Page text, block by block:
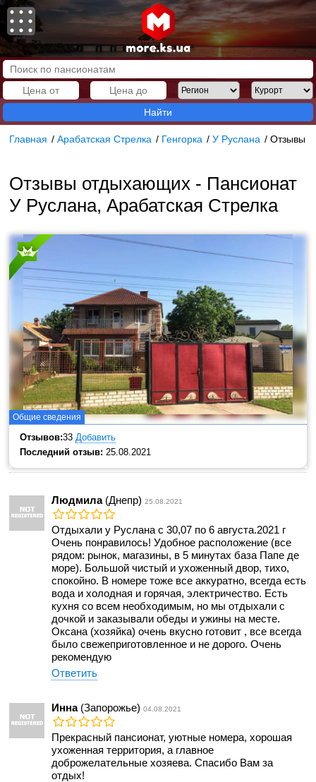
Найти
Главная /Арабатская Стрелка / Генгорка /У Руслана /Отзывы
Отзывы отдыхающих - Пансионат
У Руслана, Арабатская Стрелка
Общие сведения
Отзывов:33 Добавить
Последний отзыв: 25.08.2021
Людмила(Днепр)25.08.2021
Отдыхали у Руслана с 30,07 по 6 августа.2021 г
Очень понравилось! Удобное расположение (все
рядом: рынок, магазины, в 5 минутах база Папе де
море). Большой чистый и ухоженный двор, тихо,
спокойно. В номере тоже все аккуратно, всегда есть
вода и холодная и горячая, электричество. Есть
кухня со всем необходимым, но мы отдыхали с
дочкой и заказывали обеды и ужины на месте.
Оксана (хозяйка) очень вкусно готовит , все всегда
было свежеприготовленное и не дорого. Очень
рекомендую
Ответить
Инна(Запорожье)04.08.2021
Прекрасный пансионат, уютные номера, хорошая
ухоженная территория, а главное
доброжелательные хозяева. Спасибо Вам за
отдых!